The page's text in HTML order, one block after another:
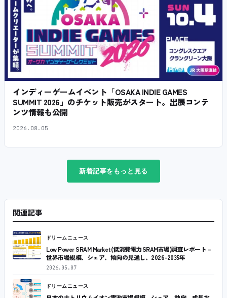
インディーゲームイベント「OSAKA INDIE GAMES
SUMMIT 2026」のチケット販売がスタート。出展コンテ
ンツ情報も公開
2026.08.05
新着記事をもっと見る
関連記事
ドリームニュース
Low Power SRAM Market(低消費電力SRAM市場)調査レポート –
世界市場規模、シェア、傾向の見通し、2026-2035年
2026.05.07
ドリームニュース